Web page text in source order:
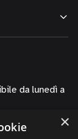
da lunedì a
×